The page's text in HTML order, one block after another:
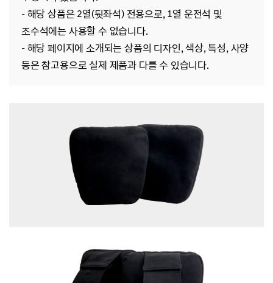
- 해당 상품은 2열(뒷좌석) 전용으로, 1열 운전석 및
조수석에는 사용할 수 없습니다.
- 해당 페이지에 소개되는 상품의 디자인, 색상, 특성, 사양
등은 참고용으로 실제 제품과 다를 수 있습니다.